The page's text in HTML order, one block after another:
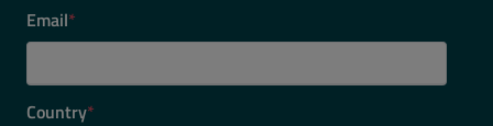
Email*
Country*